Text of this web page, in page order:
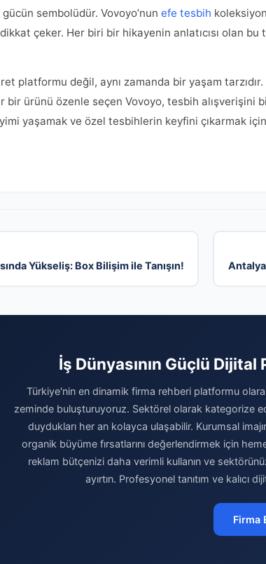
sembolüdür. Vovoyo’nun efe tesbih
çeker. Her biri bir hikayenin anlatıcısı olan bu
platformu değil, aynı zamanda bir yaşam
bir ürünü özenle seçen Vovoyo, tesbih alışverişini
yaşamak ve özel tesbihlerin keyfini çıkarmak
Yükseliş: Box Bilişim ile Tanışın!
İş Dünyasının Güçlü
Türkiye'nin en dinamik firma rehberi platformu
zeminde buluşturuyoruz. Sektörel olarak kategorize
duydukları her an kolayca ulaşabilir. Kurumsal
organik büyüme fırsatlarını değerlendirmek için
reklam bütçenizi daha verimli kullanın ve
ayırtın. Profesyonel tanıtım ve kalıcı
Firma